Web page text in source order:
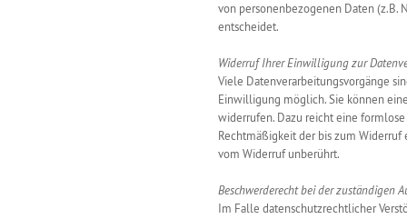
von personenbezogenen Daten (z.B.
entscheidet.
Widerruf Ihrer Einwilligung zur
Viele Datenverarbeitungsvorgänge
Einwilligung möglich. Sie können
widerrufen. Dazu reicht eine
Rechtmäßigkeit der bis zum
vom Widerruf unberührt.
Beschwerderecht bei der zuständigen
Im Falle datenschutzrechtlicher